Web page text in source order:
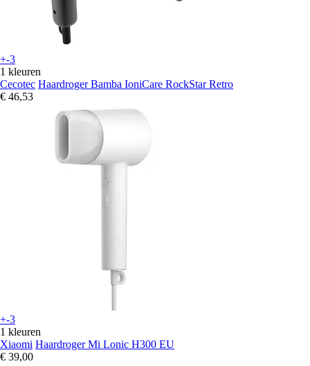
+-3
1 kleuren
Cecotec Haardroger Bamba IoniCare RockStar Retro
€ 46,53
+-3
1 kleuren
Xiaomi Haardroger Mi Lonic H300 EU
€ 39,00